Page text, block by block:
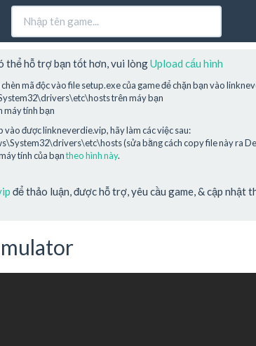
thể hỗ trợ bạn tốt hơn, vui lòngUpload cấu hình
mã độc vào file setup.exe của game để chặn bạn vào
trên máy bạn
máy tính bạn
vào được linkneverdie.vip, hãy làm các việc sau:
(sửa bằng cách copy file này ra
tính của bạntheo hình này.
để thảo luận, được hỗ trợ, yêu cầu game, & cập nhật